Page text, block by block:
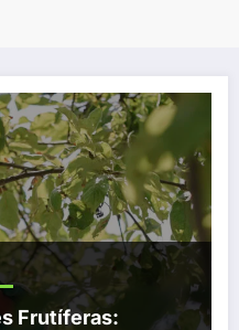
Frutíferas: